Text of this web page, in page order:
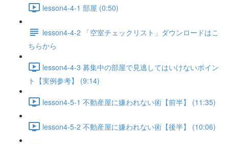
lesson4-4-1 部屋 (0:50)
lesson4-4-2 「空室チェックリスト」ダウンロードはこ
ちらから
lesson4-4-3 募集中の部屋で見逃してはいけないポイン
ト【実例参考】 (9:14)
lesson4-5-1 不動産屋に嫌われない術【前半】 (11:35)
lesson4-5-2 不動産屋に嫌われない術【後半】 (10:06)